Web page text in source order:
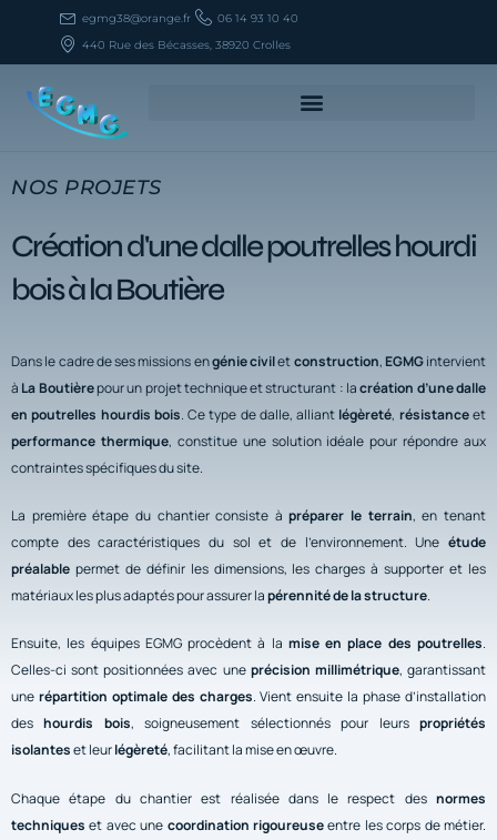
contenu
egmg38@orange.fr
06 14 93 10 40
440 Rue des Bécasses, 38920 Crolles
NOS PROJETS
Création d'une dalle poutrelles hourdi
bois à la Boutière
Dans le cadre de ses missions engénie civiletconstruction,EGMGintervient
à La Boutièrepour un projet technique et structurant : lacréation d’une dalle
en poutrelles hourdis bois. Ce type de dalle, alliant légèreté, résistanceet
performance thermique, constitue une solution idéale pour répondre aux
contraintes spécifiques du site.
La première étape du chantier consiste àpréparer le terrain, en tenant
compte des caractéristiques du sol et de l’environnement. Une étude
préalable permet de définir les dimensions, les charges à supporter et les
matériaux les plus adaptés pour assurer lapérennité de la structure.
Ensuite, les équipes EGMG procèdent à la mise en place des poutrelles.
Celles-ci sont positionnées avec une précision millimétrique, garantissant
une répartition optimale des charges. Vient ensuite la phase d’installation
deshourdis bois, soigneusement sélectionnés pour leurspropriétés
isolanteset leurlégèreté, facilitant la mise en œuvre.
Chaque étape du chantier est réalisée dans le respect des normes
techniques et avec une coordination rigoureuseentre les corps de métier.